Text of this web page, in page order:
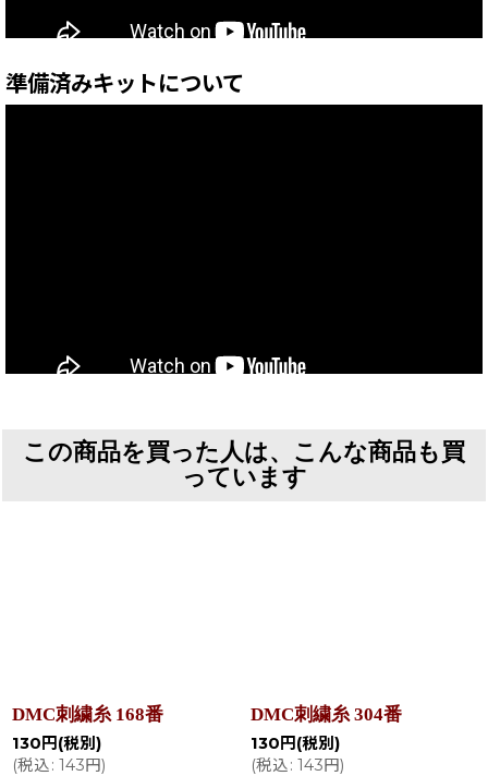
準備済みキットについて
この商品を買った人は、こんな商品も買
っています
DMC刺繍糸 168番
130 円 (税別)
(税込: 143円)
DMC刺繍糸 304番
130 円 (税別)
(税込: 143円)